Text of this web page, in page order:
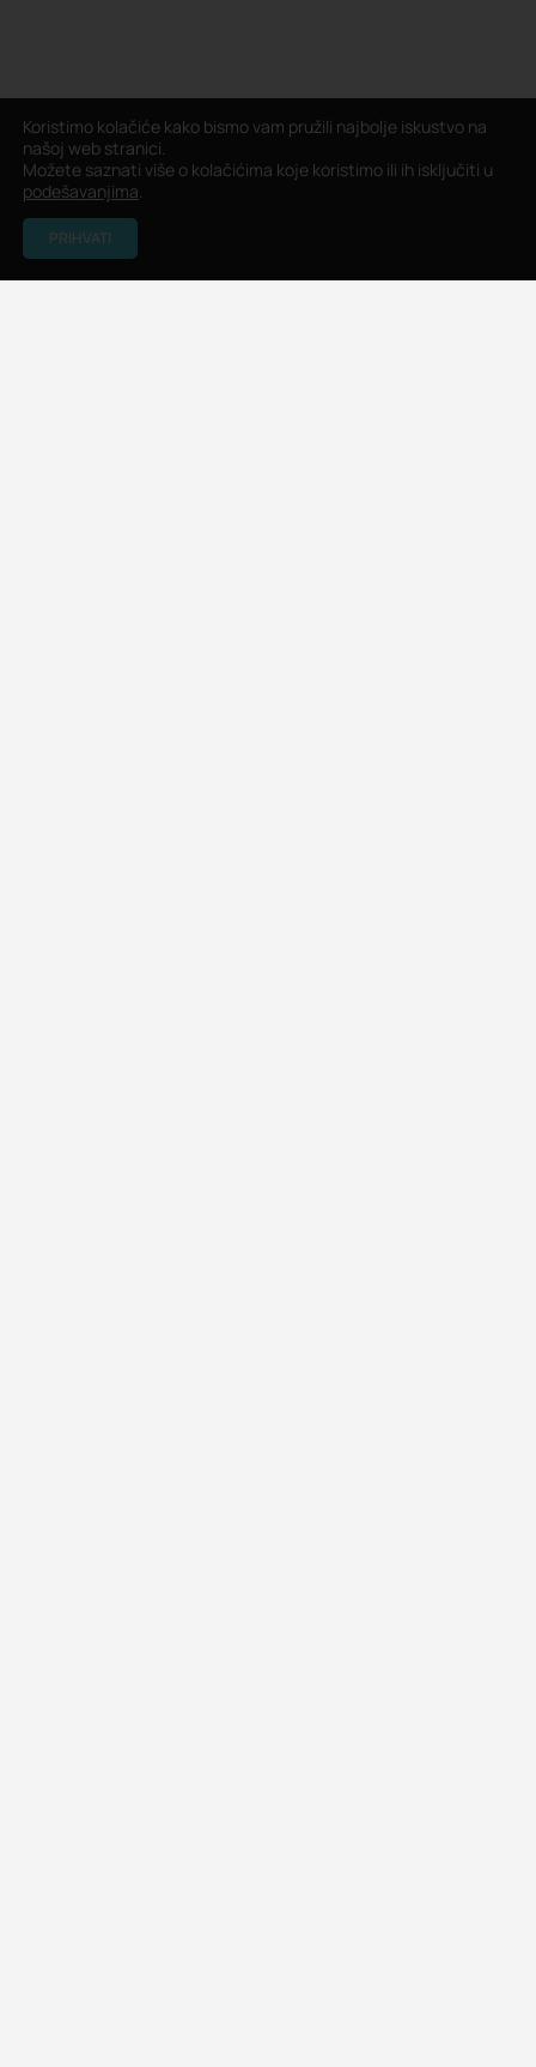
Koristimo kolačiće kako bismo vam pružili najbolje iskustvo na
našoj web stranici.
Možete saznati više o kolačićima koje koristimo ili ih isključiti u
podešavanjima.
PRIHVATI